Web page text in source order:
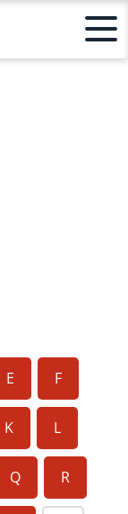
E F
K L
Q R